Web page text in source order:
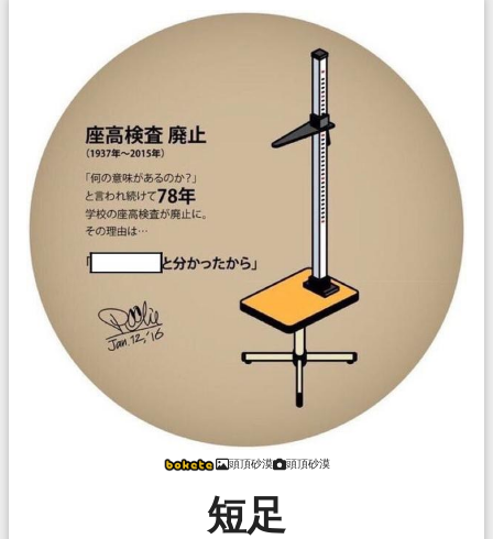
頭頂砂漠 頭頂砂漠
短足